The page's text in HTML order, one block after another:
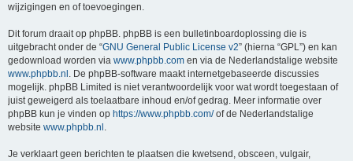
wijzigingen en of toevoegingen.
Dit forum draait op phpBB. phpBB is een bulletinboardoplossing die is
uitgebracht onder de “GNU General Public License v2” (hierna “GPL”) en kan
gedownload worden via www.phpbb.com en via de Nederlandstalige website
www.phpbb.nl . De phpBB-software maakt internetgebaseerde discussies
mogelijk. phpBB Limited is niet verantwoordelijk voor wat wordt toegestaan of
juist geweigerd als toelaatbare inhoud en/of gedrag. Meer informatie over
phpBB kun je vinden op https://www.phpbb.com/of de Nederlandstalige
website www.phpbb.nl .
Je verklaart geen berichten te plaatsen die kwetsend, obsceen, vulgair,